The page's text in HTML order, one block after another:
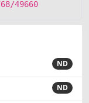
49660
ND
ND